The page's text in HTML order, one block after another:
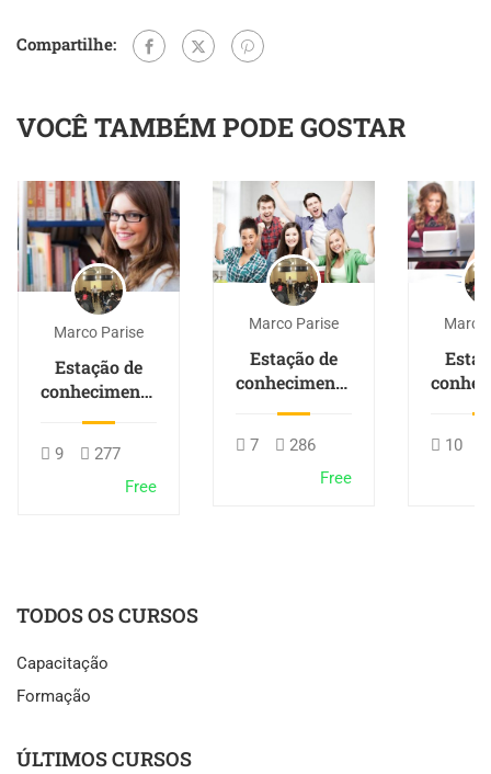
Compartilhe:
VOCÊ TAMBÉM PODE GOSTAR
Marco Parise
Estação de
conhecimento
9
277
Free
Marco Parise
Estação de
conhecimento
7
286
Free
Marco
10
TODOS OS CURSOS
Capacitação
Formação
ÚLTIMOS CURSOS